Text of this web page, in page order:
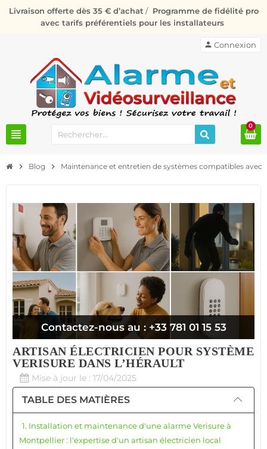
Livraison offerte dès 35 € d’achat / Programme de fidélité pro
avec tarifs préférentiels pour les installateurs
view_headline
person Connexion
0
chevron_right Blog chevron_right Maintenance et entretien de systèmes compatibles avec
Contactez-nous au : +33 781 01 15 53
ARTISAN ÉLECTRICIEN POUR SYSTÈME
VERISURE DANS L’HÉRAULT
Mise à jour le : 17/04/2025
TABLE DES MATIÈRES
1. Installation et maintenance d'une alarme Verisure à
Montpellier : l'expertise d'un artisan électricien local